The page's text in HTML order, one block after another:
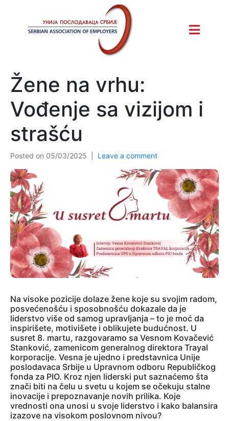
Žene na vrhu:
Vođenje sa vizijom i
strašću
Posted on 05/03/2025 Leave a comment
Na visoke pozicije dolaze žene koje su svojim radom,
posvećenošću i sposobnošću dokazale da je
liderstvo više od samog upravljanja – to je moć da
inspirišete, motivišete i oblikujete budućnost. U
susret 8. martu, razgovaramo sa Vesnom Kovačević
Stanković, zamenicom generalnog direktora Trayal
korporacije. Vesna je ujedno i predstavnica Unije
poslodavaca Srbije u Upravnom odboru Republičkog
fonda za PIO. Kroz njen liderski put saznaćemo šta
znači biti na čelu u svetu u kojem se očekuju stalne
inovacije i prepoznavanje novih prilika. Koje
vrednosti ona unosi u svoje liderstvo i kako balansira
izazove na visokom poslovnom nivou?